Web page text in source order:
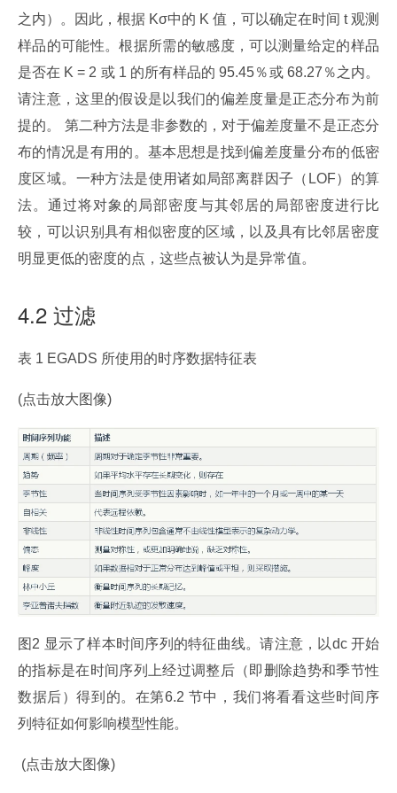
之内）。因此，根据 Kσ中的 K 值，可以确定在时间 t 观测
样品的可能性。根据所需的敏感度，可以测量给定的样品
是否在 K = 2 或 1 的所有样品的 95.45％或 68.27％之内。
请注意，这里的假设是以我们的偏差度量是正态分布为前
提的。 第二种方法是非参数的，对于偏差度量不是正态分
布的情况是有用的。基本思想是找到偏差度量分布的低密
度区域。一种方法是使用诸如局部离群因子（LOF）的算
法。通过将对象的局部密度与其邻居的局部密度进行比
较，可以识别具有相似密度的区域，以及具有比邻居密度
明显更低的密度的点，这些点被认为是异常值。
4.2 过滤
表 1 EGADS 所使用的时序数据特征表
(点击放大图像)
图2 显示了样本时间序列的特征曲线。请注意，以dc 开始
的指标是在时间序列上经过调整后（即删除趋势和季节性
数据后）得到的。在第6.2 节中，我们将看看这些时间序
列特征如何影响模型性能。
(点击放大图像)